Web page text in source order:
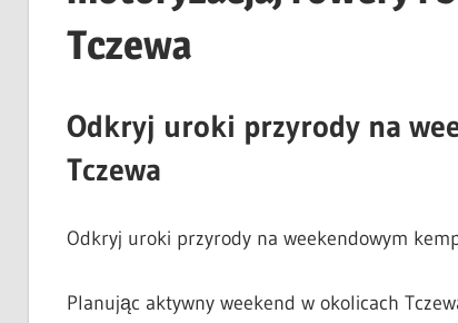
Tczewa
Odkryj uroki przyrody na
Tczewa
Odkryj uroki przyrody na weekendowym
Planując aktywny weekend w okolicach